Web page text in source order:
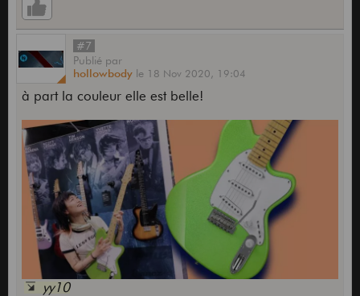
#7
Publié par
hollowbody le 18 Nov 2020, 19:04
à part la couleur elle est belle!
yy10